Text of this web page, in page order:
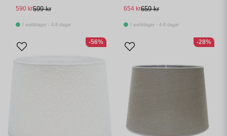
599 kr
590 kr
I webblager - 4-8 dagar
659 kr
654 kr
I webblager - 4-8 dagar
-56% -28%